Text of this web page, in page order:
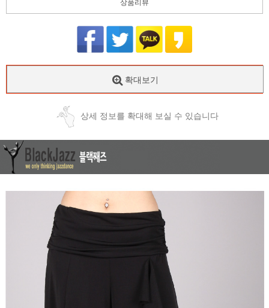
상품리뷰
확대보기
상세 정보를 확대해 보실 수 있습니다